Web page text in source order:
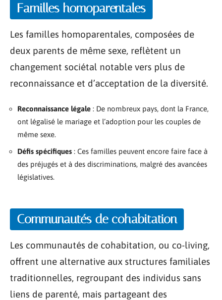
Familles homoparentales
Les familles homoparentales, composées de
deux parents de même sexe, reflètent un
changement sociétal notable vers plus de
reconnaissance et d’acceptation de la diversité.
Reconnaissance légale : De nombreux pays, dont la France,
ont légalisé le mariage et l’adoption pour les couples de
même sexe.
Défis spécifiques : Ces familles peuvent encore faire face à
des préjugés et à des discriminations, malgré des avancées
législatives.
Communautés de cohabitation
Les communautés de cohabitation, ou co-living,
offrent une alternative aux structures familiales
traditionnelles, regroupant des individus sans
liens de parenté, mais partageant des